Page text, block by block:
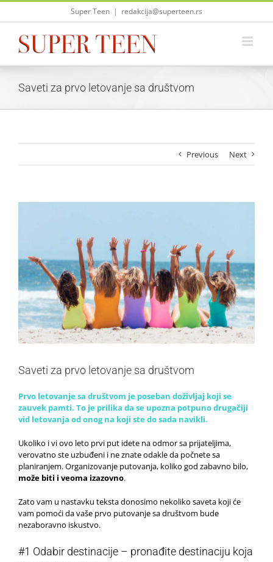
Skip
Super Teen | redakcija@superteen.rs
Saveti za prvo letovanje sa društvom
Previous Next
Saveti za prvo letovanje sa društvom
Prvo letovanje sa društvom je poseban doživljaj koji se
zauvek pamti. To je prilika da se upozna potpuno drugačiji
vid letovanja od onog na koji ste do sada navikli.
Ukoliko i vi ovo leto prvi put idete na odmor sa prijateljima,
verovatno ste uzbuđeni i ne znate odakle da počnete sa
planiranjem. Organizovanje putovanja, koliko god zabavno bilo,
može biti i veoma izazovno.
Zato vam u nastavku teksta donosimo nekoliko saveta koji će
vam pomoći da vaše prvo putovanje sa društvom bude
nezaboravno iskustvo.
#1 Odabir destinacije – pronađite destinaciju koja